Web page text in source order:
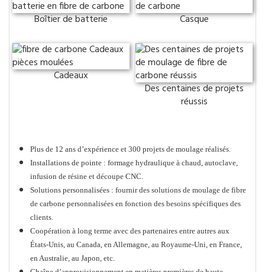
Boîtier de batterie Casque
Cadeaux
Des centaines de projets
réussis
Plus de 12 ans d’expérience et 300 projets de moulage réalisés.
Installations de pointe : formage hydraulique à chaud, autoclave,
infusion de résine et découpe CNC.
Solutions personnalisées : fournir des solutions de moulage de fibre
de carbone personnalisées en fonction des besoins spécifiques des
clients.
Coopération à long terme avec des partenaires entre autres aux
États-Unis, au Canada, en Allemagne, au Royaume-Uni, en France,
en Australie, au Japon, etc.